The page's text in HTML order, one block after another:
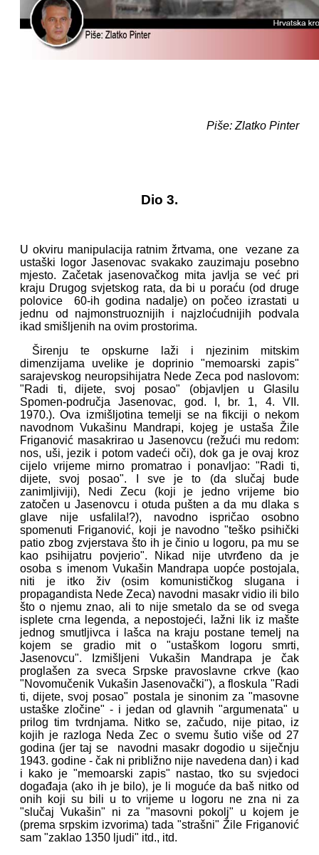
Piše: Zlatko Pinter
Dio 3.
U okviru manipulacija ratnim žrtvama, one vezane za
ustaški logor Jasenovac svakako zauzimaju posebno
mjesto. Začetak jasenovačkog mita javlja se već pri
kraju Drugog svjetskog rata, da bi u poraću (od druge
polovice 60-ih godina nadalje) on počeo izrastati u
jednu od najmonstruoznijih i najzloćudnijih podvala
ikad smišljenih na ovim prostorima.
Širenju te opskurne laži i njezinim mitskim
dimenzijama uvelike je doprinio "memoarski zapis"
sarajevskog neuropsihijatra Nede Zeca pod naslovom:
"Radi ti, dijete, svoj posao" (objavljen u Glasilu
Spomen-područja Jasenovac, god. I, br. 1, 4. VII.
1970.). Ova izmišljotina temelji se na fikciji o nekom
navodnom Vukašinu Mandrapi, kojeg je ustaša Žile
Friganović masakrirao u Jasenovcu (režući mu redom:
nos, uši, jezik i potom vadeći oči), dok ga je ovaj kroz
cijelo vrijeme mirno promatrao i ponavljao: "Radi ti,
dijete, svoj posao". I sve je to (da slučaj bude
zanimljiviji), Nedi Zecu (koji je jedno vrijeme bio
zatočen u Jasenovcu i otuda pušten a da mu dlaka s
glave nije usfalila!?), navodno ispričao osobno
spomenuti Friganović, koji je navodno "teško psihički
patio zbog zvjerstava što ih je činio u logoru, pa mu se
kao psihijatru povjerio". Nikad nije utvrđeno da je
osoba s imenom Vukašin Mandrapa uopće postojala,
niti je itko živ (osim komunističkog slugana i
propagandista Nede Zeca) navodni masakr vidio ili bilo
što o njemu znao, ali to nije smetalo da se od svega
isplete crna legenda, a nepostojeći, lažni lik iz mašte
jednog smutljivca i lašca na kraju postane temelj na
kojem se gradio mit o "ustaškom logoru smrti,
Jasenovcu". Izmišljeni Vukašin Mandrapa je čak
proglašen za sveca Srpske pravoslavne crkve (kao
"Novomučenik Vukašin Jasenovački"), a floskula "Radi
ti, dijete, svoj posao" postala je sinonim za "masovne
ustaške zločine" - i jedan od glavnih "argumenata" u
prilog tim tvrdnjama. Nitko se, začudo, nije pitao, iz
kojih je razloga Neda Zec o svemu šutio više od 27
godina (jer taj se navodni masakr dogodio u siječnju
1943. godine - čak ni približno nije navedena dan) i kad
i kako je "memoarski zapis" nastao, tko su svjedoci
događaja (ako ih je bilo), je li moguće da baš nitko od
onih koji su bili u to vrijeme u logoru ne zna ni za
"slučaj Vukašin" ni za "masovni pokolj" u kojem je
(prema srpskim izvorima) tada "strašni" Žile Friganović
sam "zaklao 1350 ljudi" itd., itd.